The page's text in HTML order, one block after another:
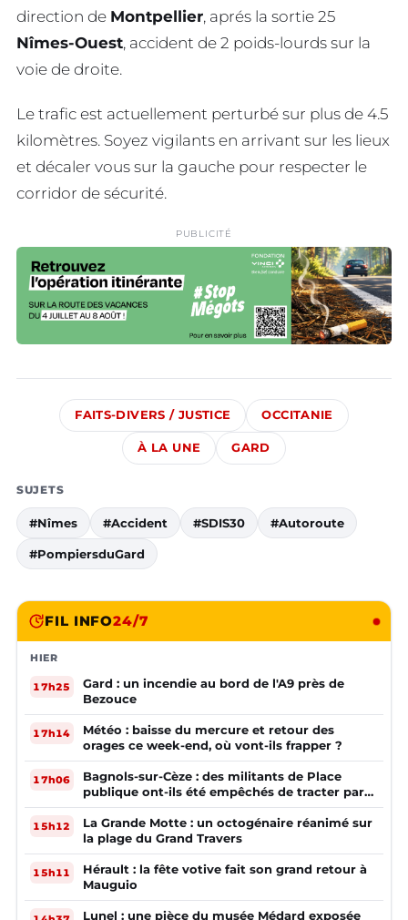
direction de Montpellier, aprés la sortie 25
Nîmes-Ouest, accident de 2 poids-lourds sur la
voie de droite.
Le trafic est actuellement perturbé sur plus de 4.5
kilomètres. Soyez vigilants en arrivant sur les lieux
et décaler vous sur la gauche pour respecter le
corridor de sécurité.
PUBLICITÉ
FAITS-DIVERS / JUSTICE OCCITANIE
À LA UNE GARD
SUJETS
#Nîmes #Accident #SDIS30 #Autoroute
#PompiersduGard
FIL INFO24/7
HIER
17h25
Gard : un incendie au bord de l'A9 près de
Bezouce
17h14
Météo : baisse du mercure et retour des
orages ce week-end, où vont-ils frapper ?
17h06
Bagnols-sur-Cèze : des militants de Place
publique ont-ils été empêchés de tracter par
la mairie ?
15h12
La Grande Motte : un octogénaire réanimé sur
la plage du Grand Travers
15h11
Hérault : la fête votive fait son grand retour à
Mauguio
Lunel : une pièce du musée Médard exposée